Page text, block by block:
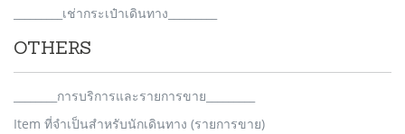
_________เช่ากระเป๋าเดินทาง_________
OTHERS
________การบริการและรายการขาย_________
Item ที่จำเป็นสำหรับนักเดินทาง (รายการขาย)